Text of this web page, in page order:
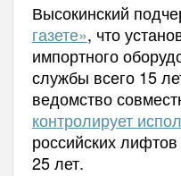
Высокинский
газете», что
импортного
службы всего 15
ведомство
контролирует
российских
25 лет.